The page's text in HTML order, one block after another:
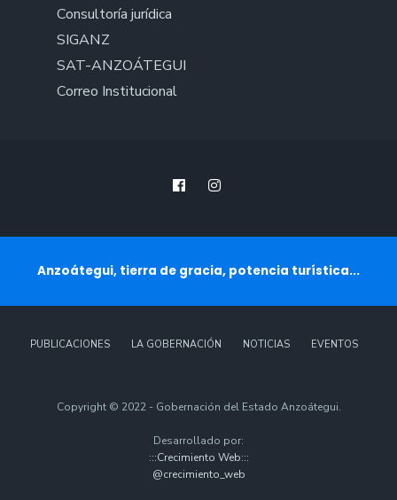
Consultoría jurídica
SIGANZ
SAT-ANZOÁTEGUI
Correo Institucional
Anzoátegui, tierra de gracia, potencia turística...
PUBLICACIONES LA GOBERNACIÓN NOTICIAS EVENTOS
Copyright © 2022 - Gobernación del Estado Anzoátegui.
Desarrollado por:
:::Crecimiento Web:::
@crecimiento_web